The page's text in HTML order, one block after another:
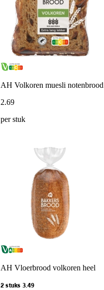
AH Volkoren muesli notenbrood
2.69
per stuk
AH Vloerbrood volkoren heel
2 stuks 3.49